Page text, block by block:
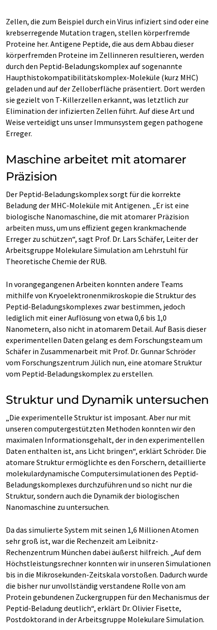
Zellen, die zum Beispiel durch ein Virus infiziert sind oder eine
krebserregende Mutation tragen, stellen körperfremde
Proteine her. Antigene Peptide, die aus dem Abbau dieser
körperfremden Proteine im Zellinneren resultieren, werden
durch den Peptid-Beladungskomplex auf sogenannte
Haupthistokompatibilitätskomplex-Moleküle (kurz MHC)
geladen und auf der Zelloberfläche präsentiert. Dort werden
sie gezielt von T-Killerzellen erkannt, was letztlich zur
Elimination der infizierten Zellen führt. Auf diese Art und
Weise verteidigt uns unser Immunsystem gegen pathogene
Erreger.
Maschine arbeitet mit atomarer
Präzision
Der Peptid-Beladungskomplex sorgt für die korrekte
Beladung der MHC-Moleküle mit Antigenen. „Er ist eine
biologische Nanomaschine, die mit atomarer Präzision
arbeiten muss, um uns effizient gegen krankmachende
Erreger zu schützen“, sagt Prof. Dr. Lars Schäfer, Leiter der
Arbeitsgruppe Molekulare Simulation am Lehrstuhl für
Theoretische Chemie der RUB.
In vorangegangenen Arbeiten konnten andere Teams
mithilfe von Kryoelektronenmikroskopie die Struktur des
Peptid-Beladungskomplexes zwar bestimmen, jedoch
lediglich mit einer Auflösung von etwa 0,6 bis 1,0
Nanometern, also nicht in atomarem Detail. Auf Basis dieser
experimentellen Daten gelang es dem Forschungsteam um
Schäfer in Zusammenarbeit mit Prof. Dr. Gunnar Schröder
vom Forschungszentrum Jülich nun, eine atomare Struktur
vom Peptid-Beladungskomplex zu erstellen.
Struktur und Dynamik untersuchen
„Die experimentelle Struktur ist imposant. Aber nur mit
unseren computergestützten Methoden konnten wir den
maximalen Informationsgehalt, der in den experimentellen
Daten enthalten ist, ans Licht bringen“, erklärt Schröder. Die
atomare Struktur ermöglichte es den Forschern, detaillierte
molekulardynamische Computersimulationen des Peptid-
Beladungskomplexes durchzuführen und so nicht nur die
Struktur, sondern auch die Dynamik der biologischen
Nanomaschine zu untersuchen.
Da das simulierte System mit seinen 1,6 Millionen Atomen
sehr groß ist, war die Rechenzeit am Leibnitz-
Rechenzentrum München dabei äußerst hilfreich. „Auf dem
Höchstleistungsrechner konnten wir in unseren Simulationen
bis in die Mikrosekunden-Zeitskala vorstoßen. Dadurch wurde
die bisher nur unvollständig verstandene Rolle von am
Protein gebundenen Zuckergruppen für den Mechanismus der
Peptid-Beladung deutlich“, erklärt Dr. Olivier Fisette,
Postdoktorand in der Arbeitsgruppe Molekulare Simulation.